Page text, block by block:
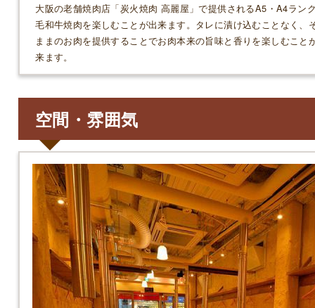
大阪の老舗焼肉店「炭火焼肉 高麗屋」で提供されるA5・A4ラン
毛和牛焼肉を楽しむことが出来ます。タレに漬け込むことなく、
ままのお肉を提供することでお肉本来の旨味と香りを楽しむこと
来ます。
空間・雰囲気